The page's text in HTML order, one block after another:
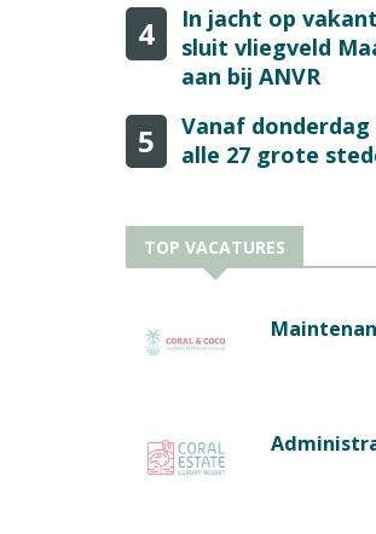
4
In jacht op
sluit vliegveld
aan bij ANVR
5
Vanaf
alle 27 grote
TOP VACATURES